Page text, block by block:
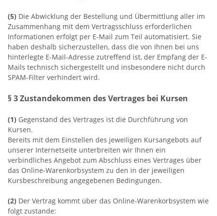
(5) Die Abwicklung der Bestellung und Übermittlung aller im
Zusammenhang mit dem Vertragsschluss erforderlichen
Informationen erfolgt per E-Mail zum Teil automatisiert. Sie
haben deshalb sicherzustellen, dass die von Ihnen bei uns
hinterlegte E-Mail-Adresse zutreffend ist, der Empfang der E-
Mails technisch sichergestellt und insbesondere nicht durch
SPAM-Filter verhindert wird.
§ 3 Zustandekommen des Vertrages bei Kursen
(1) Gegenstand des Vertrages ist die Durchführung von
Kursen.
Bereits mit dem Einstellen des jeweiligen Kursangebots auf
unserer Internetseite unterbreiten wir Ihnen ein
verbindliches Angebot zum Abschluss eines Vertrages über
das Online-Warenkorbsystem zu den in der jeweiligen
Kursbeschreibung angegebenen Bedingungen.
(2) Der Vertrag kommt über das Online-Warenkorbsystem wie
folgt zustande: